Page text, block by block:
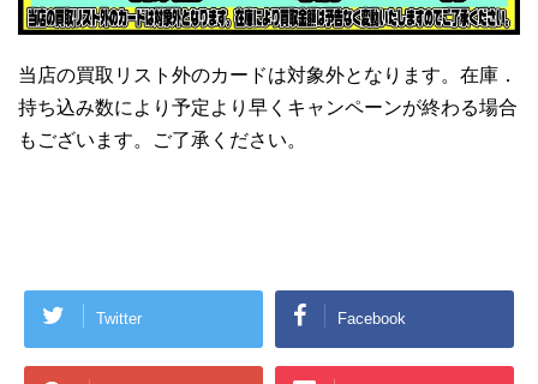
当店の買取リスト外のカードは対象外となります。在庫．
持ち込み数により予定より早くキャンペーンが終わる場合
もございます。ご了承ください。
Twitter Facebook